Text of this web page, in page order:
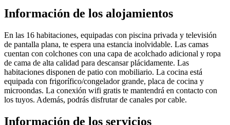
Información de los alojamientos
En las 16 habitaciones, equipadas con piscina privada y televisión
de pantalla plana, te espera una estancia inolvidable. Las camas
cuentan con colchones con una capa de acolchado adicional y ropa
de cama de alta calidad para descansar plácidamente. Las
habitaciones disponen de patio con mobiliario. La cocina está
equipada con frigorífico/congelador grande, placa de cocina y
microondas. La conexión wifi gratis te mantendrá en contacto con
los tuyos. Además, podrás disfrutar de canales por cable.
Información de los servicios